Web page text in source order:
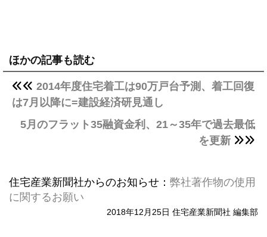
ほかの記事も読む
2014年度住宅着工は90万戸台予測、着工回復
は7月以降に=建設経済研見通し
5月のフラット35融資金利、21～35年で過去最低
を更新
住宅産業新聞社からのお知らせ： 弊社著作物の使用
に関するお願い
2018年12月25日 住宅産業新聞社 編集部